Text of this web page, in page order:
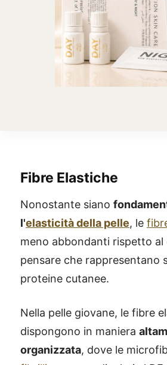
Fibre Elastiche
Nonostante siano
l'elasticità della pelle, le
meno abbondanti rispetto al
pensare che rappresentano
proteine cutanee.
Nella pelle giovane, le fibre
dispongono in maniera
organizzata, dove le